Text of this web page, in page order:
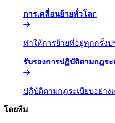
การเคลื่อนย้ายทั่วโลก​​
ทำให้การย้ายที่อยู่ทุกครั้งป
รับรองการปฏิบัติตามกฎระ
ปฏิบัติตามกฎระเบียบอย่าง
โดยทีม​​